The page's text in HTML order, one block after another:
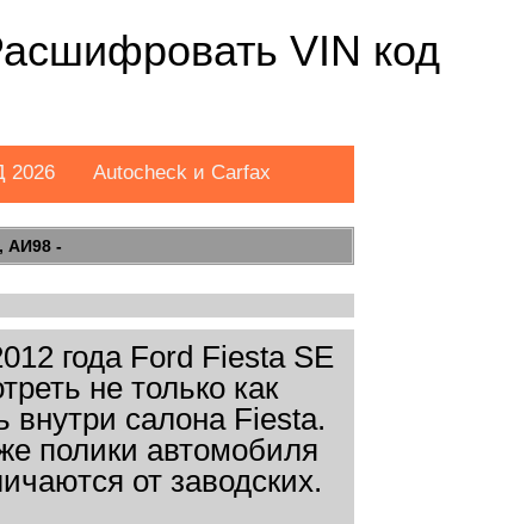
VIN код
2026 Autocheck и Carfax
АИ98 -
года Ford Fiesta SE
не только как
внутри салона Fiesta.
полики автомобиля
от заводских.